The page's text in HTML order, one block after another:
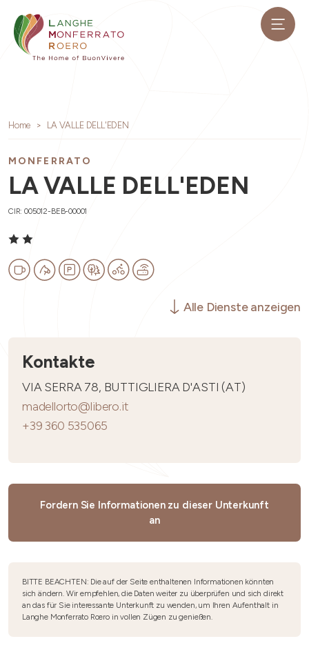
Home LA VALLE DELL'EDEN
MONFERRATO
LA VALLE DELL'EDEN
CIR: 005012-BEB-00001
Alle Dienste anzeigen
Kontakte
VIA SERRA 78, BUTTIGLIERA D'ASTI (AT)
madellorto@libero.it
+39 360 535065
Fordern Sie Informationen zu dieser Unterkunft
an
BITTE BEACHTEN: Die auf der Seite enthaltenen Informationen könnten
sich ändern. Wir empfehlen, die Daten weiter zu überprüfen und sich direkt
an das für Sie interessante Unterkunft zu wenden, um Ihren Aufenthalt in
Langhe Monferrato Roero in vollen Zügen zu genießen.